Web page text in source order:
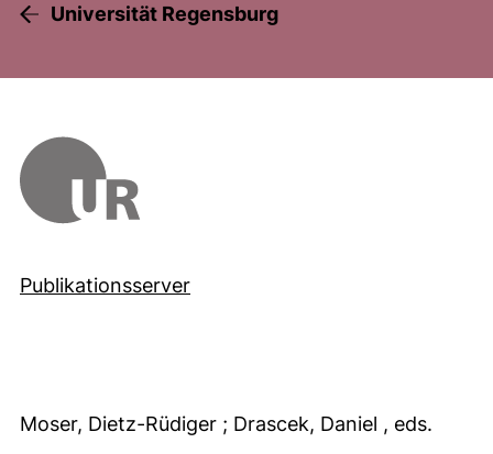
Universität Regensburg
Publikationsserver
Moser, Dietz-Rüdiger ; Drascek, Daniel , eds.